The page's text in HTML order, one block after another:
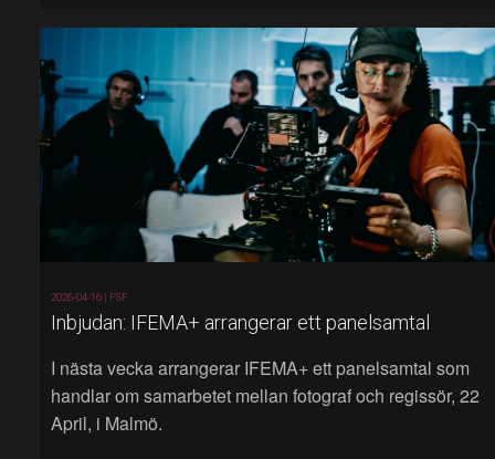
2026-04-16 | FSF
Inbjudan: IFEMA+ arrangerar ett panelsamtal
I nästa vecka arrangerar IFEMA+ ett panelsamtal som
handlar om samarbetet mellan fotograf och regissör, 22
April, i Malmö.